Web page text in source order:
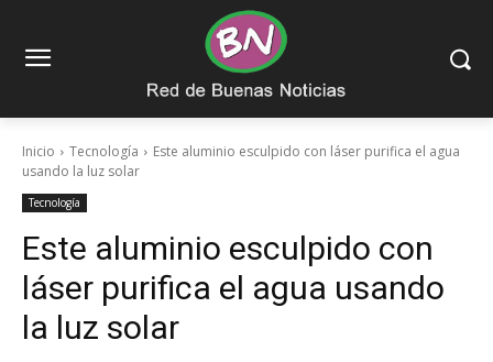
Inicio Tecnología
Este aluminio esculpido con láser purifica el agua
usando la luz solar
Tecnología
Este aluminio esculpido con
láser purifica el agua usando
la luz solar